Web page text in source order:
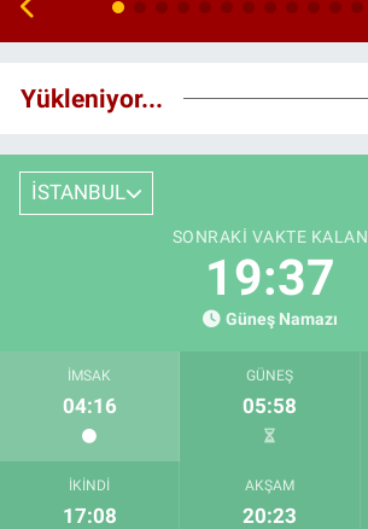
Yükleniyor...
İSTANBUL
SONRAKI VAKTE KALAN
19:36
Güneş Namazı
İMSAK
04:16
GÜNEŞ
05:58
İKINDI
17:08
AKŞAM
20:23